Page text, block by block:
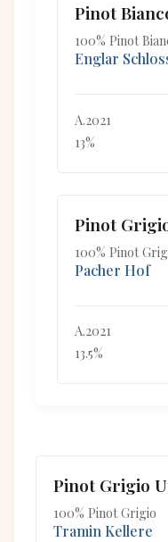
Pinot
100% Pinot
Englar
A.2021
13%
Pinot
100% Pinot
Pacher Hof
A.2021
13.5%
Pinot Grigio
100% Pinot Grigio
Tramin Kellere